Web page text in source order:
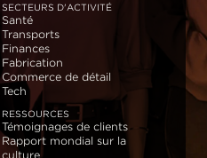
SECTEURS D'ACTIVITÉ
Santé
Transports
Finances
Fabrication
Commerce de détail
Tech
RESSOURCES
Témoignages de clients
Rapport mondial sur la
culture